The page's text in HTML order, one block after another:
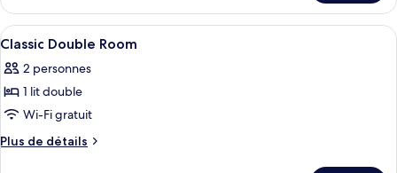
balcon,
vue
jardin
le
type
de
Suite
Junior,
vue
jardin
Afficher
toutes
les
photos
pour
ce
Piscine | Piscine extérieure, parasols
2
Classic Double Room
2 personnes
1 lit double
Wi-Fi gratuit
Plus de détails
Plus